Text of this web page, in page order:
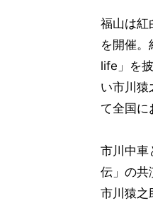
福山は紅
を開催
life」を
い市川猿
て全国に
市川中車
伝」の共
市川猿之